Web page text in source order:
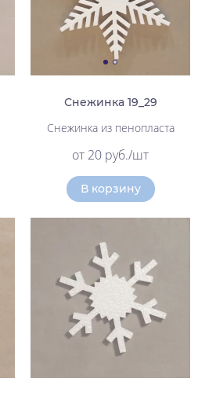
Снежинка 19_29
Снежинка из пенопласта
от 20 руб./шт
В корзину